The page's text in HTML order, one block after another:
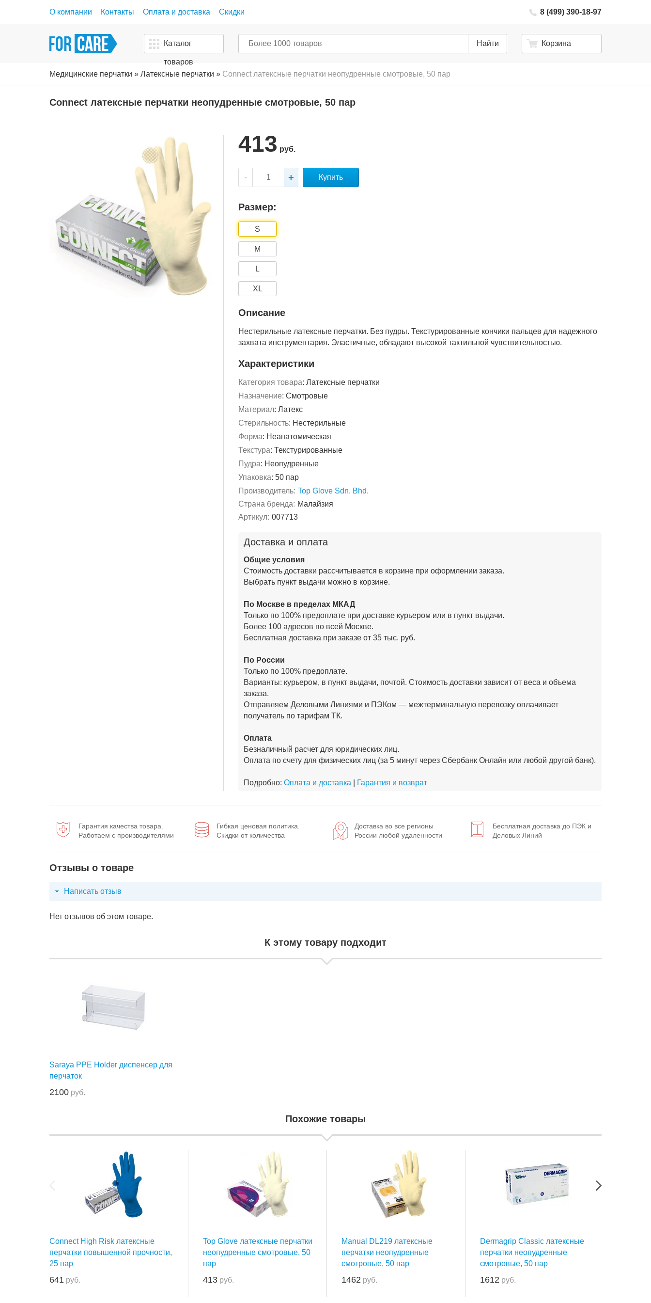
О компании Контакты Оплата и доставка Скидки 8 (499) 390-18-97
Каталог
товаров
Найти Корзина
Медицинские перчатки » Латексные перчатки » Connect латексные перчатки неопудренные смотровые, 50 пар
Connect латексные перчатки неопудренные смотровые, 50 пар
413 руб.
Купить
Размер:
S
M
L
XL
Описание
Нестерильные латексные перчатки. Без пудры. Текстурированные кончики пальцев для надежного
захвата инструментария. Эластичные, обладают высокой тактильной чувствительностью.
Характеристики
Категория товара: Латексные перчатки
Назначение: Смотровые
Материал: Латекс
Стерильность: Нестерильные
Форма: Неанатомическая
Текстура: Текстурированные
Пудра: Неопудренные
Упаковка: 50 пар
Производитель: Top Glove Sdn. Bhd.
Страна бренда: Малайзия
Артикул: 007713
Доставка и оплата
Общие условия
Стоимость доставки рассчитывается в корзине при оформлении заказа.
Выбрать пункт выдачи можно в корзине.
По Москве в пределах МКАД
Только по 100% предоплате при доставке курьером или в пункт выдачи.
Более 100 адресов по всей Москве.
Бесплатная доставка при заказе от 35 тыс. руб.
По России
Только по 100% предоплате.
Варианты: курьером, в пункт выдачи, почтой. Стоимость доставки зависит от веса и объема
заказа.
Отправляем Деловыми Линиями и ПЭКом — межтерминальную перевозку оплачивает
получатель по тарифам ТК.
Оплата
Безналичный расчет для юридических лиц.
Оплата по счету для физических лиц (за 5 минут через Сбербанк Онлайн или любой другой банк).
Подробно: Оплата и доставка Гарантия и возврат
Гарантия качества товара.
Работаем с производителями
Гибкая ценовая политика.
Скидки от количества
Доставка во все регионы
России любой удаленности
Бесплатная доставка до ПЭК и
Деловых Линий
Отзывы о товаре
Написать отзыв
Нет отзывов об этом товаре.
К этому товару подходит
Saraya PPE Holder диспенсер для
перчаток
2100 руб.
Похожие товары
Connect High Risk латексные
перчатки повышенной прочности,
25 пар
641 руб.
Top Glove латексные перчатки
неопудренные смотровые, 50
пар
413 руб.
Manual DL219 латексные
перчатки неопудренные
смотровые, 50 пар
1462 руб.
Dermagrip Classic латексные
перчатки неопудренные
смотровые, 50 пар
1612 руб.